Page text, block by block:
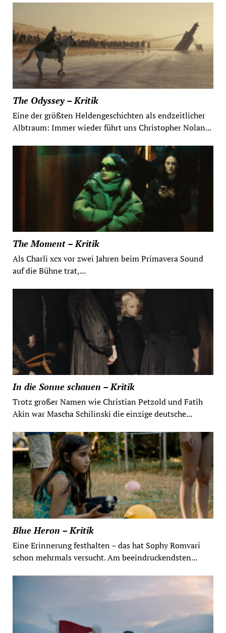
The Odyssey – Kritik
Eine der größten Heldengeschichten als endzeitlicher
Albtraum: Immer wieder führt uns Christopher Nolan...
The Moment – Kritik
Als Charli xcx vor zwei Jahren beim Primavera Sound
auf die Bühne trat,...
In die Sonne schauen – Kritik
Trotz großer Namen wie Christian Petzold und Fatih
Akin war Mascha Schilinski die einzige deutsche...
Blue Heron – Kritik
Eine Erinnerung festhalten – das hat Sophy Romvari
schon mehrmals versucht. Am beeindruckendsten...